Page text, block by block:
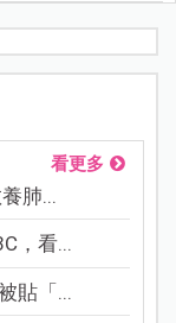
看更多
肺...
，看...
貼「...